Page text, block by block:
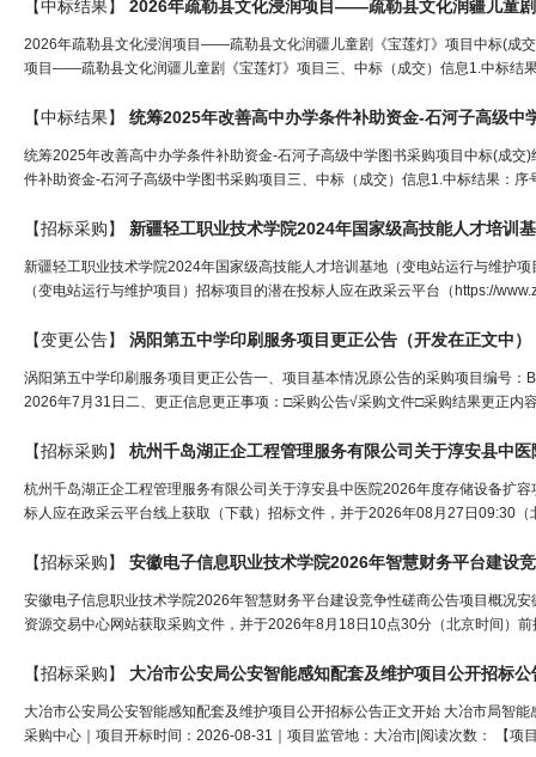
【中标结果】 2026年疏勒县文化浸润项目——疏勒县文化润疆儿童
2026年疏勒县文化浸润项目——疏勒县文化润疆儿童剧《宝莲灯》项目中标(成
项目——疏勒县文化润疆儿童剧《宝莲灯》项目三、中标（成交）信息1.中标结
【中标结果】 统筹2025年改善高中办学条件补助资金-石河子高级中
统筹2025年改善高中办学条件补助资金-石河子高级中学图书采购项目中标(成
件补助资金-石河子高级中学图书采购项目三、中标（成交）信息1.中标结果：
【招标采购】 新疆轻工职业技术学院2024年国家级高技能人才培训
新疆轻工职业技术学院2024年国家级高技能人才培训基地（变电站运行与维护
（变电站运行与维护项目）招标项目的潜在投标人应在政采云平台（https://
【变更公告】 涡阳第五中学印刷服务项目更正公告（开发在正文中）
涡阳第五中学印刷服务项目更正公告一、项目基本情况原公告的采购项目编号
2026年7月31日二、更正信息更正事项：□采购公告√采购文件□采购结果更正内
【招标采购】 杭州千岛湖正企工程管理服务有限公司关于淳安县中
杭州千岛湖正企工程管理服务有限公司关于淳安县中医院2026年度存储设备扩
标人应在政采云平台线上获取（下载）招标文件，并于2026年08月27日09:30
【招标采购】 安徽电子信息职业技术学院2026年智慧财务平台建设
安徽电子信息职业技术学院2026年智慧财务平台建设竞争性磋商公告项目概况
资源交易中心网站获取采购文件，并于2026年8月18日10点30分（北京时间）
【招标采购】 大冶市公安局公安智能感知配套及维护项目公开招标公
大冶市公安局公安智能感知配套及维护项目公开招标公告正文开始 大冶市局智
采购中心｜项目开标时间：2026-08-31｜项目监管地：大冶市|阅读次数： 【项